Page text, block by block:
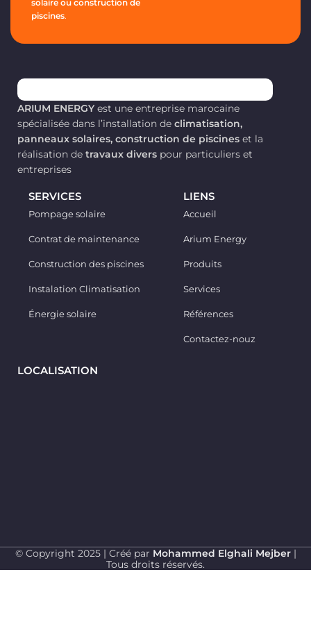
besoins. Équipé de
solaire ou construction de
piscines.
ARIUM ENERGY est une entreprise marocaine
spécialisée dans l’installation declimatisation,
panneaux solaires, construction de piscines et la
réalisation detravaux divers pour particuliers et
entreprises
LIENS
Accueil
Arium Energy
Produits
Services
Références
Contactez-nouz
SERVICES
Pompage solaire
Contrat de maintenance
Construction des piscines
Instalation Climatisation
Énergie solaire
LOCALISATION
© Copyright 2025 | Créé par Mohammed Elghali Mejber|
Tous droits réservés.